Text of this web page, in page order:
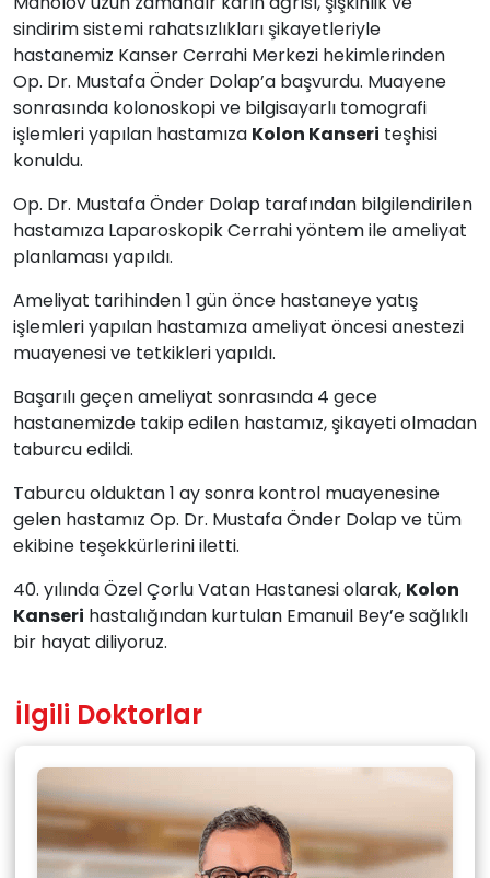
sindirim sistemi rahatsızlıkları şikayetleriyle
hastanemiz Kanser Cerrahi Merkezi hekimlerinden
Op. Dr. Mustafa Önder Dolap’a başvurdu. Muayene
sonrasında kolonoskopi ve bilgisayarlı tomografi
işlemleri yapılan hastamıza Kolon Kanseri teşhisi
konuldu.
Op. Dr. Mustafa Önder Dolap tarafından bilgilendirilen
hastamıza Laparoskopik Cerrahi yöntem ile ameliyat
planlaması yapıldı.
Ameliyat tarihinden 1 gün önce hastaneye yatış
işlemleri yapılan hastamıza ameliyat öncesi anestezi
muayenesi ve tetkikleri yapıldı.
Başarılı geçen ameliyat sonrasında 4 gece
hastanemizde takip edilen hastamız, şikayeti olmadan
taburcu edildi.
Taburcu olduktan 1 ay sonra kontrol muayenesine
gelen hastamız Op. Dr. Mustafa Önder Dolap ve tüm
ekibine teşekkürlerini iletti.
40. yılında Özel Çorlu Vatan Hastanesi olarak, Kolon
Kanseri hastalığından kurtulan Emanuil Bey’e sağlıklı
bir hayat diliyoruz.
İlgili Doktorlar